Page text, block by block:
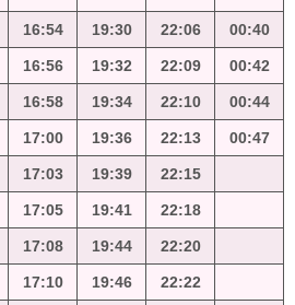
16:54 19:30 22:06 00:40
16:56 19:32 22:09 00:42
16:58 19:34 22:10 00:44
17:00 19:36 22:13 00:47
17:03 19:39 22:15
17:05 19:41 22:18
17:08 19:44 22:20
17:10 19:46 22:22